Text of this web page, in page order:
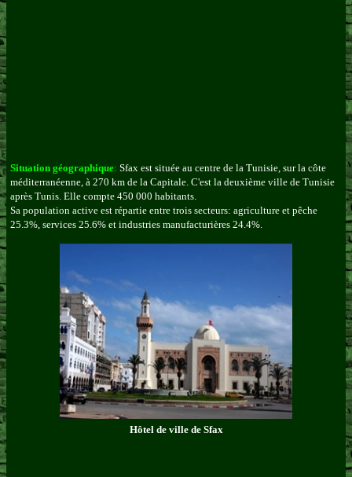
Situation géographique: Sfax est située au centre de la Tunisie, sur la côte
méditerranéenne, à 270 km de la Capitale. C'est la deuxième ville de Tunisie
après Tunis. Elle compte 450 000 habitants.
Sa population active est répartie entre trois secteurs: agriculture et pêche
25.3%, services 25.6% et industries manufacturières 24.4%.
Hôtel de ville de Sfax